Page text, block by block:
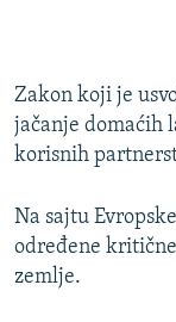
Zakon koji je
jačanje domaćih
korisnih
Na sajtu
određene
zemlje.